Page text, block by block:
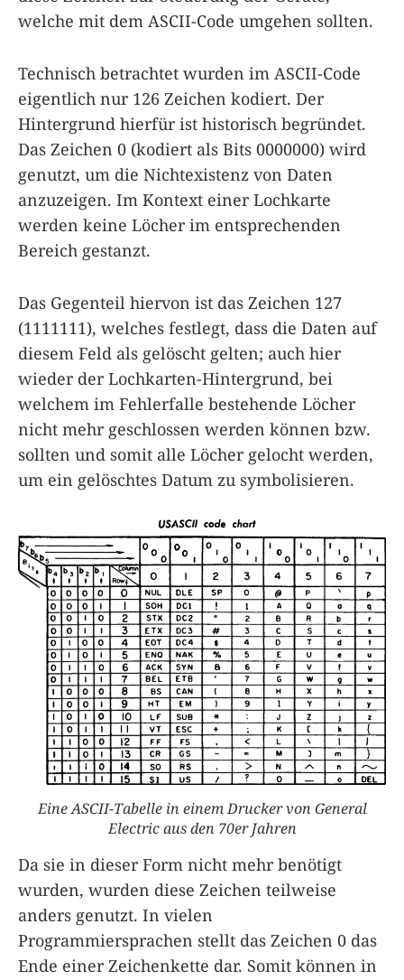
welche mit dem ASCII-Code umgehen sollten.
Technisch betrachtet wurden im ASCII-Code
eigentlich nur 126 Zeichen kodiert. Der
Hintergrund hierfür ist historisch begründet.
Das Zeichen 0 (kodiert als Bits 0000000) wird
genutzt, um die Nichtexistenz von Daten
anzuzeigen. Im Kontext einer Lochkarte
werden keine Löcher im entsprechenden
Bereich gestanzt.
Das Gegenteil hiervon ist das Zeichen 127
(1111111), welches festlegt, dass die Daten auf
diesem Feld als gelöscht gelten; auch hier
wieder der Lochkarten-Hintergrund, bei
welchem im Fehlerfalle bestehende Löcher
nicht mehr geschlossen werden können bzw.
sollten und somit alle Löcher gelocht werden,
um ein gelöschtes Datum zu symbolisieren.
Eine ASCII-Tabelle in einem Drucker von General
Electric aus den 70er Jahren
Da sie in dieser Form nicht mehr benötigt
wurden, wurden diese Zeichen teilweise
anders genutzt. In vielen
Programmiersprachen stellt das Zeichen 0 das
Ende einer Zeichenkette dar. Somit können in